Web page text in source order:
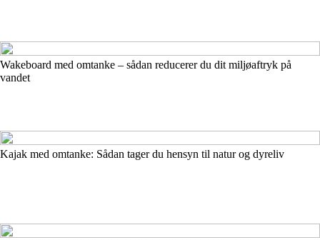
Wakeboard med omtanke – sådan reducerer du dit miljøaftryk på
vandet
Kajak med omtanke: Sådan tager du hensyn til natur og dyreliv